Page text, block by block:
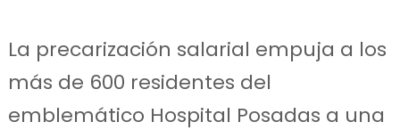
La precarización salarial empuja a los
más de 600 residentes del
emblemático Hospital Posadas a una